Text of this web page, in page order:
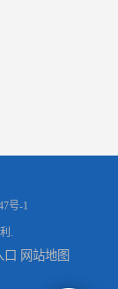
号-1
.
口 网站地图